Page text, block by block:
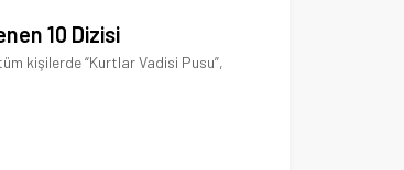
10 Dizisi
kişilerde “Kurtlar Vadisi Pusu”,